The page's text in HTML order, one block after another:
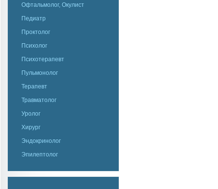
Офтальмолог, Окулист
Педиатр
Проктолог
Психолог
Психотерапевт
Пульмонолог
Терапевт
Травматолог
Уролог
Хирург
Эндокринолог
Эпилептолог